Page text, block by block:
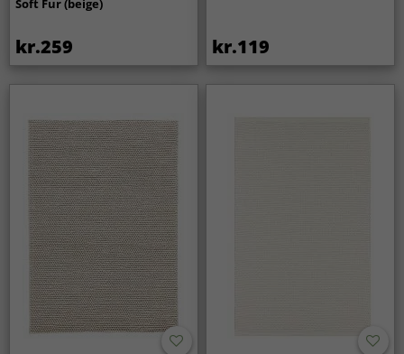
Soft Fur (beige)
kr.259 kr.119